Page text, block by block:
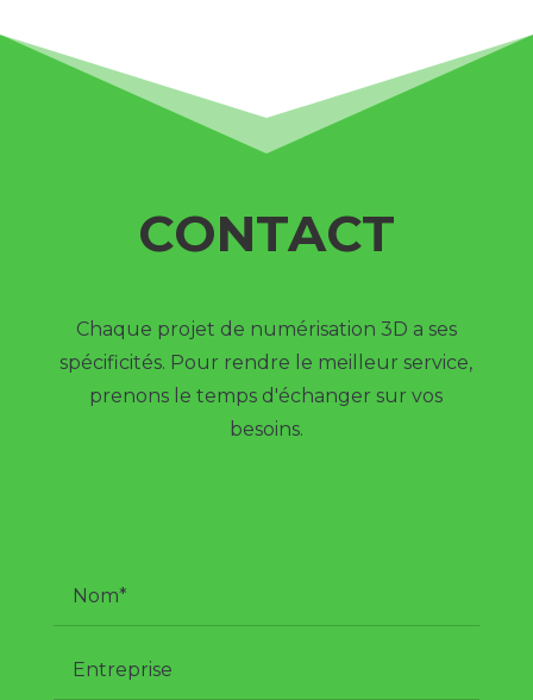
CONTACT
Chaque projet de numérisation 3D a ses
spécificités. Pour rendre le meilleur service,
prenons le temps d'échanger sur vos
besoins.